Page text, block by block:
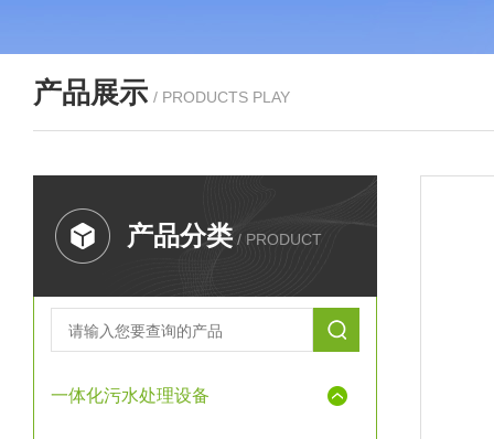
产品展示 / PRODUCTS PLAY
产品分类 / PRODUCT
一体化污水处理设备